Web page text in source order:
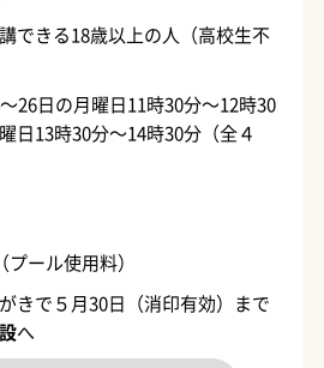
できる18歳以上の人（高校生不
26日の月曜日11時30分～12時30
日13時30分～14時30分（全４
プール使用料）
きで５月30日（消印有効）まで
へ